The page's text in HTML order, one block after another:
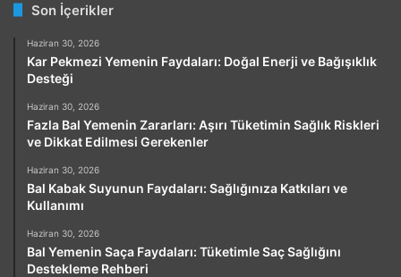
Son İçerikler
Haziran 30, 2026
Kar Pekmezi Yemenin Faydaları: Doğal Enerji ve Bağışıklık
Desteği
Haziran 30, 2026
Fazla Bal Yemenin Zararları: Aşırı Tüketimin Sağlık Riskleri
ve Dikkat Edilmesi Gerekenler
Haziran 30, 2026
Bal Kabak Suyunun Faydaları: Sağlığınıza Katkıları ve
Kullanımı
Haziran 30, 2026
Bal Yemenin Saça Faydaları: Tüketimle Saç Sağlığını
Destekleme Rehberi